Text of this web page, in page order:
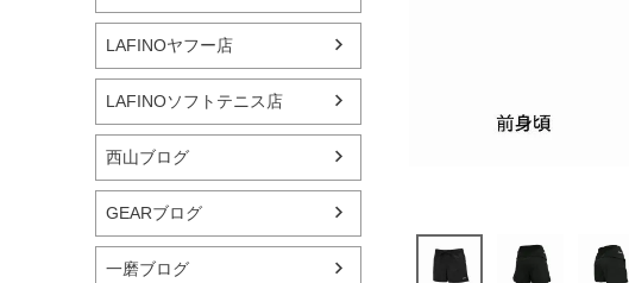
LAFINOヤフー店
LAFINOソフトテニス店
西山ブログ
GEARブログ
一磨ブログ